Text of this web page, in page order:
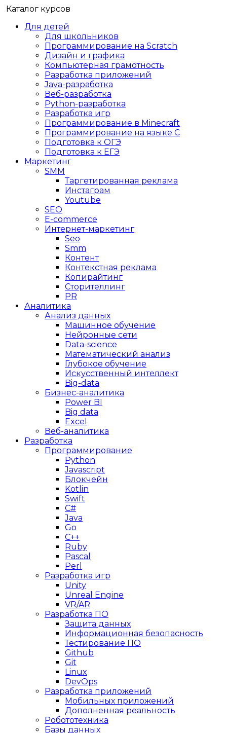
Каталог курсов
Для детей
Для школьников
Программирование на Scratch
Дизайн и графика
Компьютерная грамотность
Разработка приложений
Java-разработка
Веб-разработка
Python-разработка
Разработка игр
Программирование в Minecraft
Программирование на языке C
Подготовка к ОГЭ
Подготовка к ЕГЭ
Маркетинг
SMM
Таргетированная реклама
Инстаграм
Youtube
SEO
E-сommerce
Интернет-маркетинг
Seo
Smm
Контент
Контекстная реклама
Копирайтинг
Сторителлинг
PR
Аналитика
Анализ данных
Машинное обучение
Нейронные сети
Data-science
Математический анализ
Глубокое обучение
Искусственный интеллект
Big-data
Бизнес-аналитика
Power BI
Big data
Excel
Веб-аналитика
Разработка
Программирование
Python
Javascript
Блокчейн
Kotlin
Swift
C#
Java
Go
C++
Ruby
Pascal
Perl
Разработка игр
Unity
Unreal Engine
VR/AR
Разработка ПО
Защита данных
Информационная безопасность
Тестирование ПО
Github
Git
Linux
DevOps
Разработка приложений
Мобильных приложений
Дополненная реальность
Робототехника
Базы данных